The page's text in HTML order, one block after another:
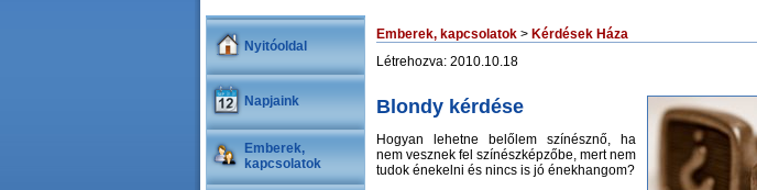
Nyitóoldal
Napjaink
Emberek,
kapcsolatok
Emberek, kapcsolatok > Kérdések Háza
Létrehozva: 2010.10.18
Blondy kérdése
Hogyan lehetne belőlem színésznő, ha
nem vesznek fel színészképzőbe, mert nem
tudok énekelni és nincs is jó énekhangom?